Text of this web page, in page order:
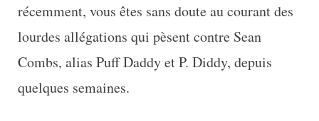
récemment, vous êtes sans doute au courant des
lourdes allégations qui pèsent contre Sean
Combs, alias Puff Daddy et P. Diddy, depuis
quelques semaines.